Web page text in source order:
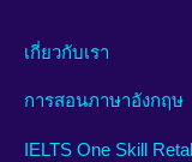
เกี่ยวกับเรา
การสอนภาษาอังกฤษ
IELTS One Skill